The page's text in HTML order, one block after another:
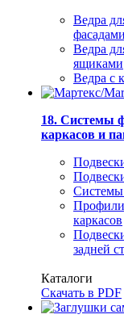
Ведра
фасадами
Ведра
ящиками
Ведра с
18. Системы
каркасов и
Системы
каркасов
задней
Каталоги
Скачать в PDF